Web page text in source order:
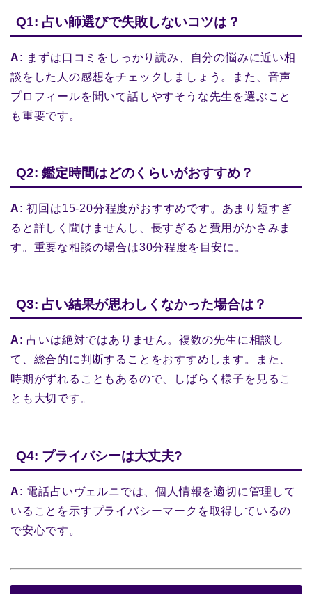
Q1: 占い師選びで失敗しないコツは？
A: まずは口コミをしっかり読み、自分の悩みに近い相
談をした人の感想をチェックしましょう。また、音声
プロフィールを聞いて話しやすそうな先生を選ぶこと
も重要です。
Q2: 鑑定時間はどのくらいがおすすめ？
A: 初回は15-20分程度がおすすめです。あまり短すぎ
ると詳しく聞けませんし、長すぎると費用がかさみま
す。重要な相談の場合は30分程度を目安に。
Q3: 占い結果が思わしくなかった場合は？
A: 占いは絶対ではありません。複数の先生に相談し
て、総合的に判断することをおすすめします。また、
時期がずれることもあるので、しばらく様子を見るこ
とも大切です。
Q4: プライバシーは大丈夫?
A: 電話占いヴェルニでは、個人情報を適切に管理して
いることを示すプライバシーマークを取得しているの
で安心です。